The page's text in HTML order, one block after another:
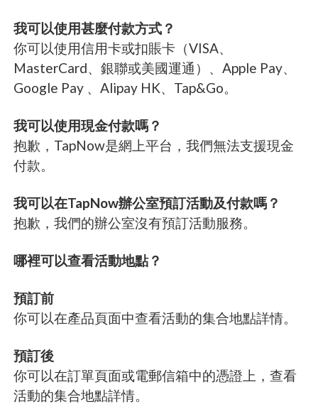
我可以使用甚麼付款方式？
你可以使用信用卡或扣賬卡（VISA、
MasterCard、銀聯或美國運通）、Apple Pay、
Google Pay 、Alipay HK、Tap&Go。
我可以使用現金付款嗎？
抱歉，TapNow是網上平台，我們無法支援現金
付款。
我可以在TapNow辦公室預訂活動及付款嗎？
抱歉，我們的辦公室沒有預訂活動服務。
哪裡可以查看活動地點？
預訂前
你可以在產品頁面中查看活動的集合地點詳情。
預訂後
你可以在訂單頁面或電郵信箱中的憑證上，查看
活動的集合地點詳情。